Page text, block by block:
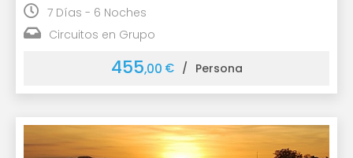
7 Días - 6 Noches
Circuitos en Grupo
455,00 € / Persona